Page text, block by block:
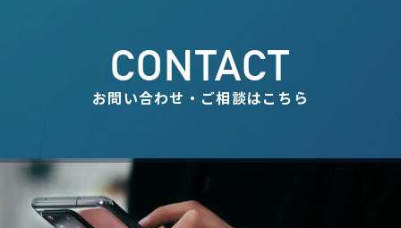
CONTACT
お問い合わせ・ご相談はこちら